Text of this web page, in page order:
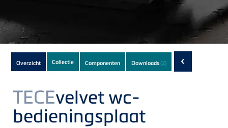
Subnavigation
of
current
Product
Overzicht Collectie Componenten Downloads(2) ‹
TECEvelvet wc-
bedieningsplaat